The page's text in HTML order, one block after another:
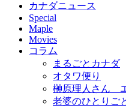
カナダニュース
Special
Maple
Movies
コラム
まるごとカナダ
オタワ便り
榊原理人さん
老婆のひとりご